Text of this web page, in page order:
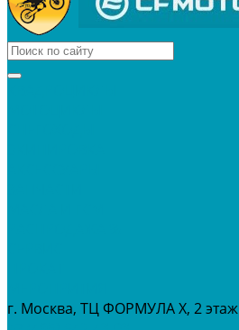
г. Москва, ТЦ ФОРМУЛА Х, 2 этаж